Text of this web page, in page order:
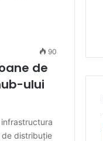
90
de
ului
de distribuție